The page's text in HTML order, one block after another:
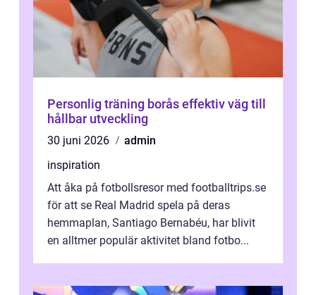
Personlig träning borås effektiv väg till
hållbar utveckling
30 juni 2026
admin
inspiration
Att åka på fotbollsresor med footballtrips.se
för att se Real Madrid spela på deras
hemmaplan, Santiago Bernabéu, har blivit
en alltmer populär aktivitet bland fotbo...